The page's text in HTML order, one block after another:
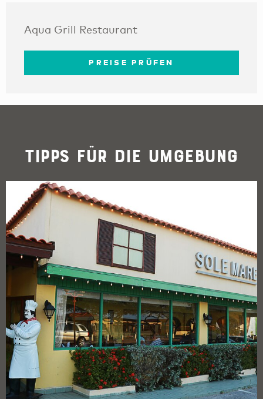
Aqua Grill Restaurant
PREISE PRÜFEN
Tipps für die Umgebung